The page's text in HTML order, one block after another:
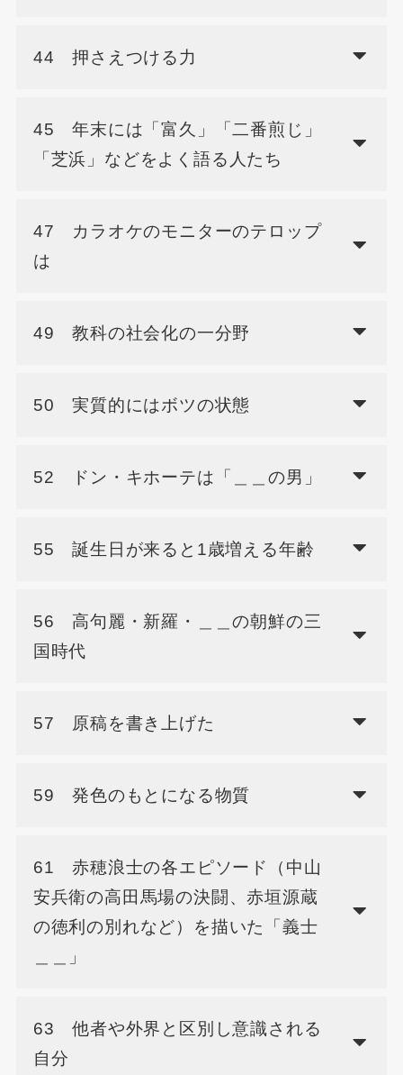
44 押さえつける力
45 年末には「富久」「二番煎じ」
「芝浜」などをよく語る人たち
47 カラオケのモニターのテロップ
は
49 教科の社会化の一分野
50 実質的にはボツの状態
52 ドン・キホーテは「＿＿の男」
55 誕生日が来ると1歳増える年齢
56 高句麗・新羅・＿＿の朝鮮の三
国時代
57 原稿を書き上げた
59 発色のもとになる物質
61 赤穂浪士の各エピソード（中山
安兵衛の高田馬場の決闘、赤垣源蔵
の徳利の別れなど）を描いた「義士
＿＿」
63 他者や外界と区別し意識される
自分